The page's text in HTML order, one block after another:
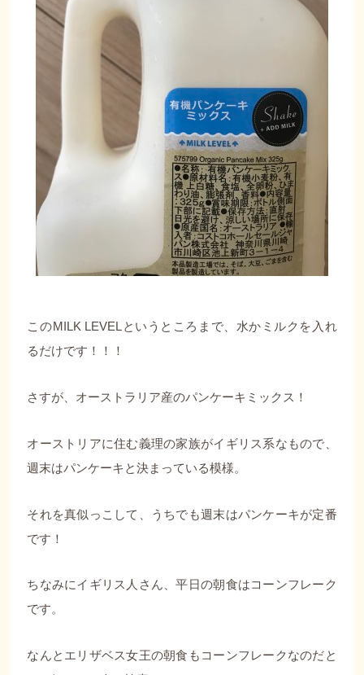
このMILK LEVELというところまで、水かミルクを入れ
るだけです！！！
さすが、オーストラリア産のパンケーキミックス！
オーストリアに住む義理の家族がイギリス系なもので、
週末はパンケーキと決まっている模様。
それを真似っこして、うちでも週末はパンケーキが定番
です！
ちなみにイギリス人さん、平日の朝食はコーンフレーク
です。
なんとエリザベス女王の朝食もコーンフレークなのだと